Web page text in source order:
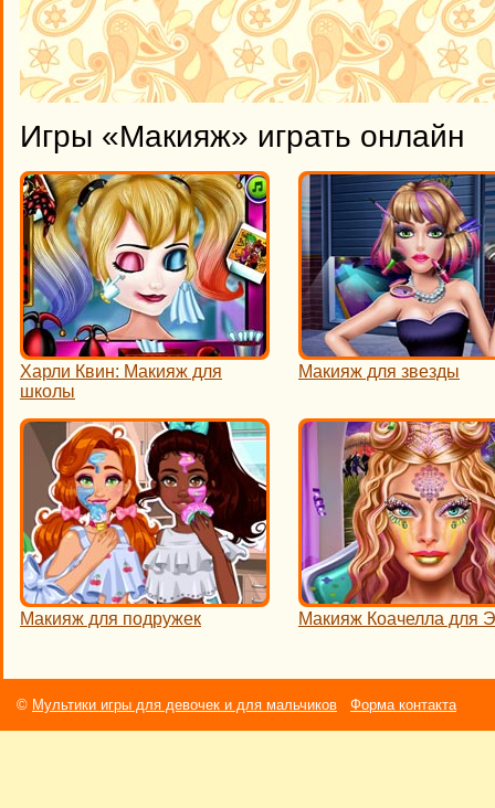
Игры «Макияж» играть онлайн
Харли Квин: Макияж для
школы
Макияж для звезды
Макияж для подружек Макияж Коачелла для
© Мультики игры для девочек и для мальчиков Форма контакта